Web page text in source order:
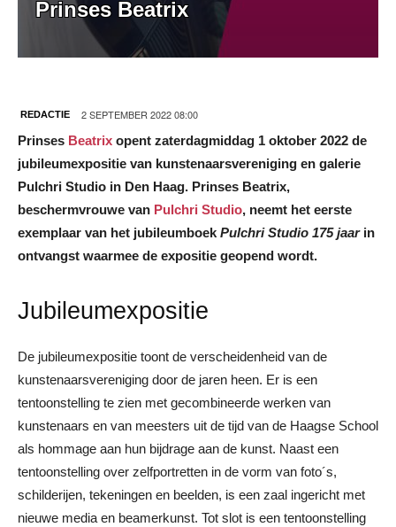
Prinses Beatrix
REDACTIE 2 SEPTEMBER 2022 08:00
Prinses Beatrix opent zaterdagmiddag 1 oktober 2022 de
jubileumexpositie van kunstenaarsvereniging en galerie
Pulchri Studio in Den Haag. Prinses Beatrix,
beschermvrouwe van Pulchri Studio, neemt het eerste
exemplaar van het jubileumboek Pulchri Studio 175 jaarin
ontvangst waarmee de expositie geopend wordt.
Jubileumexpositie
De jubileumexpositie toont de verscheidenheid van de
kunstenaarsvereniging door de jaren heen. Er is een
tentoonstelling te zien met gecombineerde werken van
kunstenaars en van meesters uit de tijd van de Haagse School
als hommage aan hun bijdrage aan de kunst. Naast een
tentoonstelling over zelfportretten in de vorm van foto´s,
schilderijen, tekeningen en beelden, is een zaal ingericht met
nieuwe media en beamerkunst. Tot slot is een tentoonstelling